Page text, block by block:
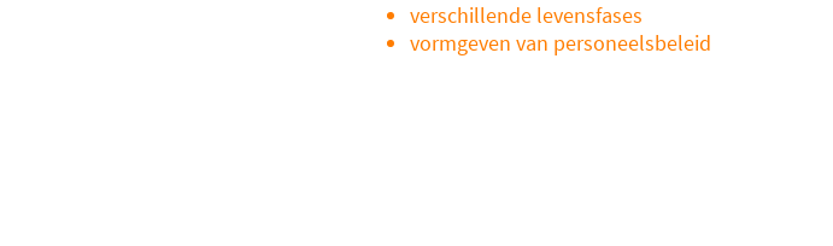
verschillende levensfases
vormgeven van personeelsbeleid